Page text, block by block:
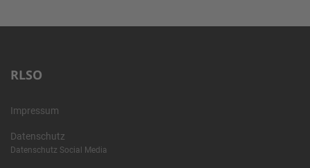
RLSO
Impressum
Datenschutz
Datenschutz Social Media